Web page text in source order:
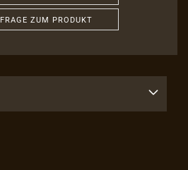
FRAGE ZUM PRODUKT